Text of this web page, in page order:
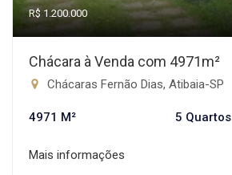
R$ 1.200.000
Chácara à Venda com 4971m²
Chácaras Fernão Dias, Atibaia-SP
4971 M² 5 Quartos
Mais informações